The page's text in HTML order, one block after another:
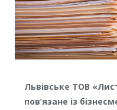
Львівське ТОВ
пов’язане із